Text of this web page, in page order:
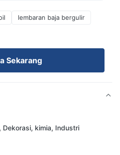
lembaran baja bergulir
Sekarang
Dekorasi, kimia, Industri